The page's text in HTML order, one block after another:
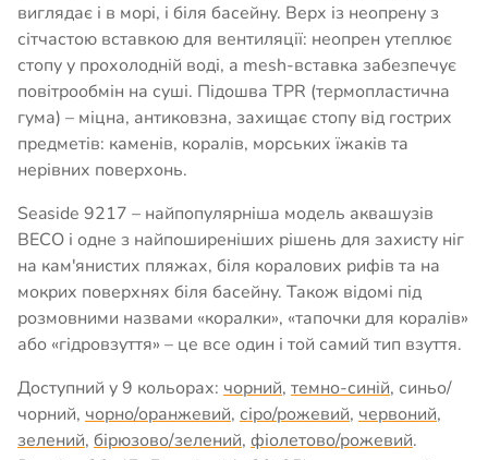
виглядає і в морі, і біля басейну. Верх із неопрену з
сітчастою вставкою для вентиляції: неопрен утеплює
стопу у прохолодній воді, а mesh-вставка забезпечує
повітрообмін на суші. Підошва TPR (термопластична
гума) – міцна, антиковзна, захищає стопу від гострих
предметів: каменів, коралів, морських їжаків та
нерівних поверхонь.
Seaside 9217 – найпопулярніша модель аквашузів
BECO і одне з найпоширеніших рішень для захисту ніг
на кам'янистих пляжах, біля коралових рифів та на
мокрих поверхнях біля басейну. Також відомі під
розмовними назвами «коралки», «тапочки для коралів»
або «гідровзуття» – це все один і той самий тип взуття.
Доступний у 9 кольорах: чорний, темно-синій, синьо/
чорний, чорно/оранжевий, сіро/рожевий, червоний,
зелений, бірюзово/зелений, фіолетово/рожевий.